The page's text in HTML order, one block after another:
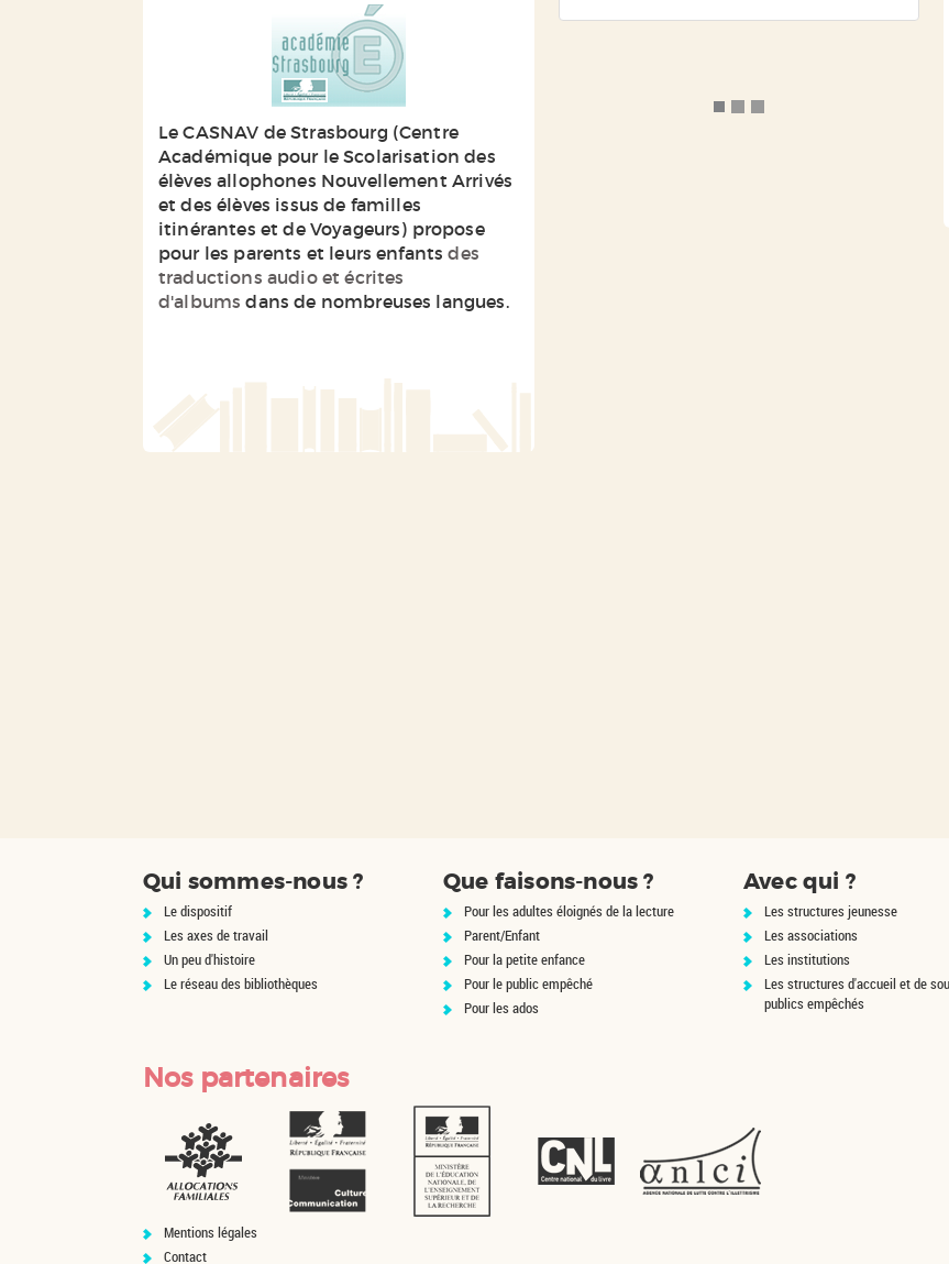
Le CASNAV de Strasbourg (Centre
Académique pour le Scolarisation des
élèves allophones Nouvellement Arrivés
et des élèves issus de familles
itinérantes et de Voyageurs) propose
pour les parents et leurs enfantsdes
traductions audio et écrites
d'albums dans de nombreuses langues.
Qui sommes-nous ?
Le dispositif
Les axes de travail
Un peu d'histoire
Le réseau des bibliothèques
Que faisons-nous ?
Pour les adultes éloignés de la lecture
Parent/Enfant
Pour la petite enfance
Pour le public empêché
Pour les ados
Avec qui ?
Les structures jeunesse
Les associations
Les institutions
Les structures d'accueil et de
publics empêchés
Nos partenaires
Mentions légales
Contact